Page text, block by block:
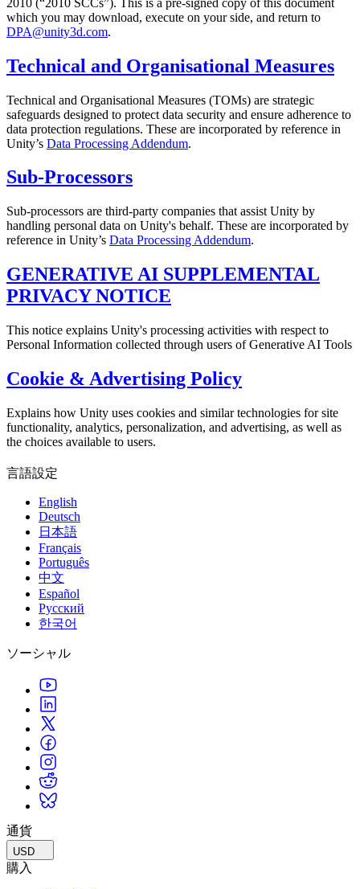
which you may download, execute on your side, and return to
DPA@unity3d.com.
Technical and Organisational Measures
Technical and Organisational Measures (TOMs) are strategic
safeguards designed to protect data security and ensure adherence to
data protection regulations. These are incorporated by reference in
Unity’s Data Processing Addendum.
Sub-Processors
Sub-processors are third-party companies that assist Unity by
handling personal data on Unity's behalf. These are incorporated by
reference in Unity’s Data Processing Addendum.
GENERATIVE AI SUPPLEMENTAL
PRIVACY NOTICE
This notice explains Unity's processing activities with respect to
Personal Information collected through users of Generative AI Tools
Cookie & Advertising Policy
Explains how Unity uses cookies and similar technologies for site
functionality, analytics, personalization, and advertising, as well as
the choices available to users.
言語設定
English
Deutsch
日本語
Français
Português
中文
Español
Русский
한국어
ソーシャル
通貨
USD
購入